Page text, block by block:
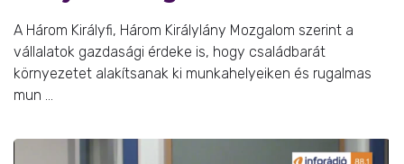
A Három Királyfi, Három Királylány Mozgalom szerint a
vállalatok gazdasági érdeke is, hogy családbarát
környezetet alakítsanak ki munkahelyeiken és rugalmas
mun ...